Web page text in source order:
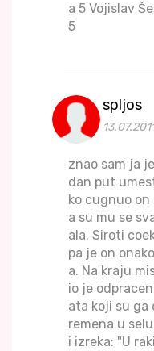
a 5 Vojislav
5
spljos
znao sam ja
dan put
ko cugnuo
a su mu se
ala. Siroti
pa je on
a. Na kraju
io je
ata koji su ga
remena u
i izreka: "U